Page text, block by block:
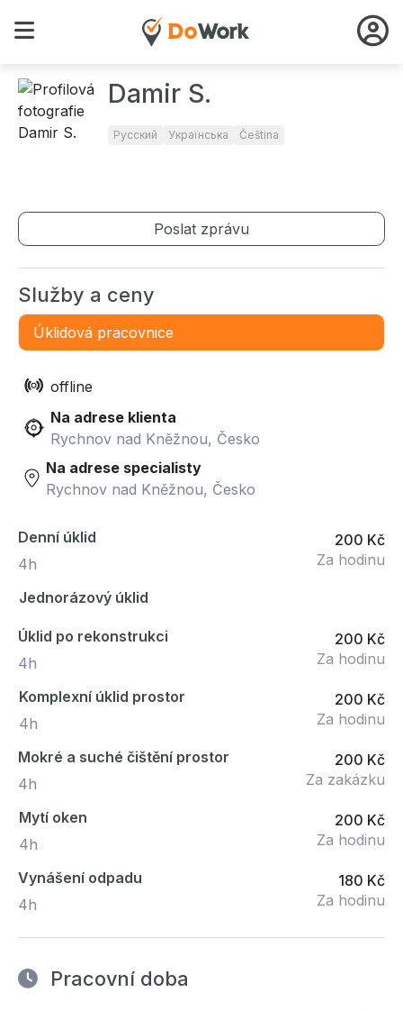
Damir S.
Русский Українська Čeština
Poslat zprávu
Služby a ceny
Úklidová pracovnice
offline
Na adrese klienta
Rychnov nad Kněžnou, Česko
Na adrese specialisty
Rychnov nad Kněžnou, Česko
Denní úklid
4h
200 Kč
Za hodinu
Jednorázový úklid
Úklid po rekonstrukci
4h
200 Kč
Za hodinu
Komplexní úklid prostor
4h
200 Kč
Za hodinu
Mokré a suché čištění prostor
4h
200 Kč
Za zakázku
Mytí oken
4h
200 Kč
Za hodinu
Vynášení odpadu
4h
180 Kč
Za hodinu
Pracovní doba